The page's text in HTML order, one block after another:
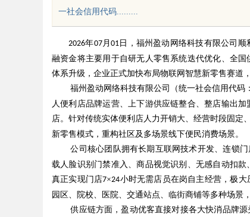
uz
一社会信用代码.........
2026年07月 01 日 ，福州盈动网络科技有限公司顺
融资金将主要用于自研无人零售系统迭代优化、全
体系升级，企业正式加快布局物联网智慧新零售赛道
福州盈动网络科技有限公司（统一社会信用代码：
人便利店品牌运营、上下游供应链整合、整店输出
店。针对传统实体便利店人力开销大、经营时段固定
新零售模式，重构社区及多场景线下便民消费场景。
公司核心团队拥有长期互联网技术开发、连锁
载人脸识别门禁准入、商品视觉识别、无感自动扣
真正实现门店7×24小时无需店员在岗自主经营，极
园区、院校、医院、交通站点、临街商铺等多种场景
供应链方面，盈动优客直接对接各大快消品牌
光内雕机：精密雕刻与创新应用